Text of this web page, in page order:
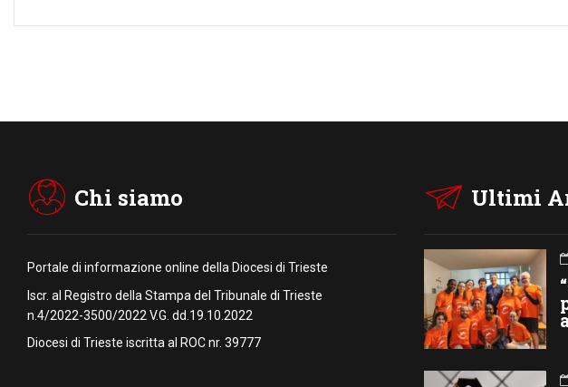
Chi siamo
Portale di informazione online della Diocesi di Trieste
Iscr. al Registro della Stampa del Tribunale di Trieste
n.4/2022-3500/2022 V.G. dd.19.10.2022
Diocesi di Trieste iscritta al ROC nr. 39777
Ultimi